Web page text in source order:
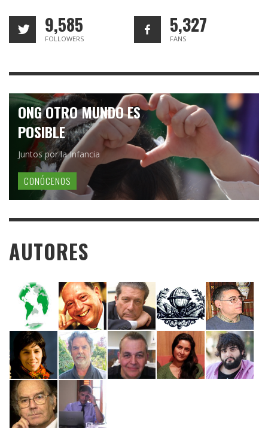
9,585
FOLLOWERS
5,327
FANS
ONG OTRO MUNDO ES
POSIBLE
Juntos por la Infancia
CONÓCENOS
AUTORES